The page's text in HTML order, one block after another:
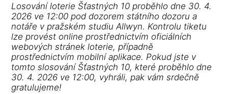
Losování loterie Šťastných 10 proběhlo dne 30. 4.
2026 ve 12:00 pod dozorem státního dozoru a
notáře v pražském studiu Allwyn. Kontrolu tiketu
lze provést online prostřednictvím oficiálních
webových stránek loterie, případně
prostřednictvím mobilní aplikace. Pokud jste v
tomto slosování Šťastných 10, které proběhlo dne
30. 4. 2026 ve 12:00, vyhráli, pak vám srdečně
gratulujeme!